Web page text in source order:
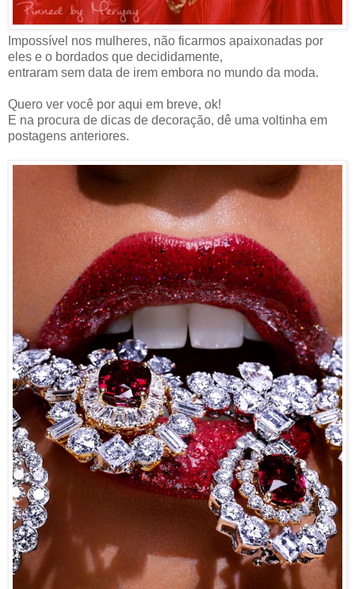
Impossível nos mulheres, não ficarmos apaixonadas por
eles e o bordados que decididamente,
entraram sem data de irem embora no mundo da moda.
Quero ver você por aqui em breve, ok!
E na procura de dicas de decoração, dê uma voltinha em
postagens anteriores.